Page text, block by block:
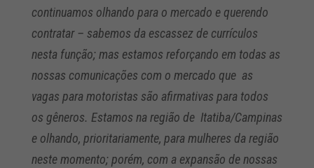
continuamos olhando para o mercado e querendo
contratar – sabemos da escassez de currículos
nesta função; mas estamos reforçando em todas as
nossas comunicações com o mercado que as
vagas para motoristas são afirmativas para todos
os gêneros. Estamos na região de Itatiba/Campinas
e olhando, prioritariamente, para mulheres da região
neste momento; porém, com a expansão de nossas